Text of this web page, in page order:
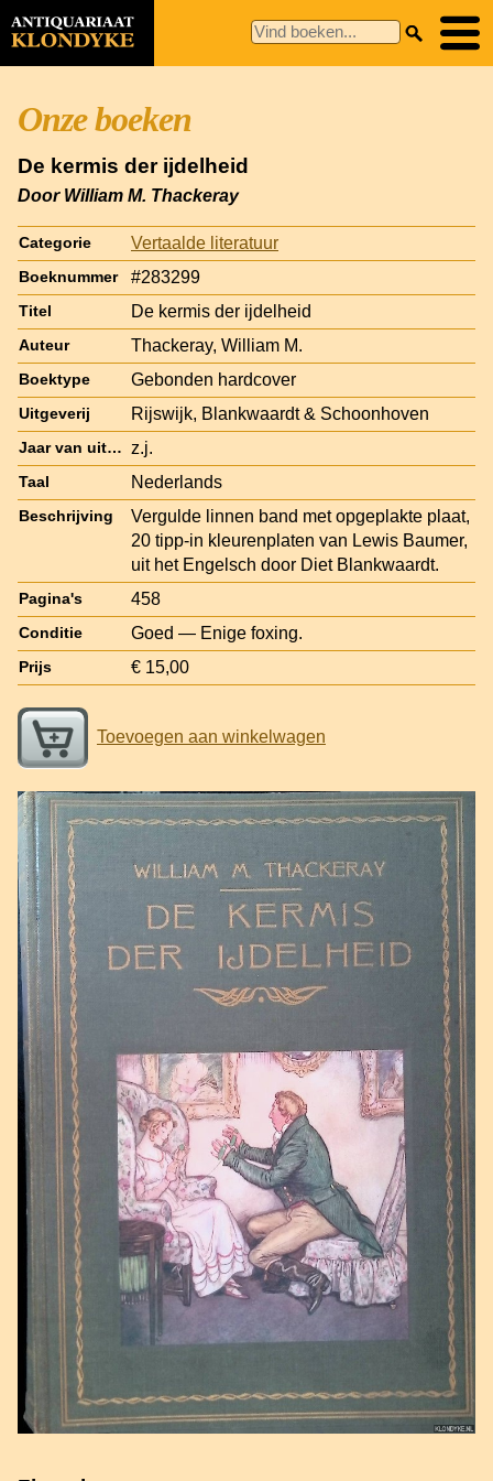
Onze boeken
De kermis der ijdelheid
Door William M. Thackeray
Categorie Vertaalde literatuur
Boeknummer #283299
Titel De kermis der ijdelheid
Auteur Thackeray, William M.
Boektype Gebonden hardcover
Uitgeverij Rijswijk, Blankwaardt & Schoonhoven
Jaar van uitgave z.j.
Taal Nederlands
Beschrijving
Vergulde linnen band met opgeplakte plaat,
20 tipp-in kleurenplaten van Lewis Baumer,
uit het Engelsch door Diet Blankwaardt.
Pagina's 458
Conditie Goed — Enige foxing.
Prijs € 15,00
Toevoegen aan winkelwagen